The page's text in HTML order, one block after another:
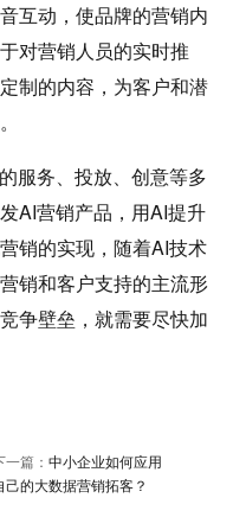
互动，使品牌的营销内
对营销人员的实时推
制的内容，为客户和潜
服务、投放、创意等多
AI营销产品，用AI提升
销的实现，随着AI技术
销和客户支持的主流形
争壁垒，就需要尽快加
一篇： 中小企业如何应用
己的大数据营销拓客？